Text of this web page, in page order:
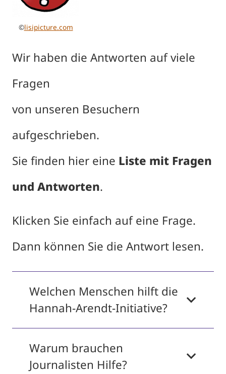
©lisipicture.com
Wir haben die Antworten auf viele
Fragen
von unseren Besuchern
aufgeschrieben.
Sie finden hier eine Liste mit Fragen
und Antworten.
Klicken Sie einfach auf eine Frage.
Dann können Sie die Antwort lesen.
Welchen Menschen hilft die
Hannah-Arendt-Initiative?
Warum brauchen
Journalisten Hilfe?